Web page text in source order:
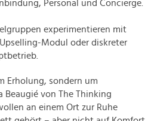
Personal und Concierge.
experimentieren mit
Modul oder diskreter
Erholung, sondern um
Beaugié von The Thinking
an einem Ort zur Ruhe